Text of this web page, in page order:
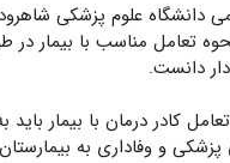
دانشگاه علوم پزشکی
تعامل مناسب با بیمار
دانست.
کادر درمان با بیمار باید
پزشکی و وفاداری به